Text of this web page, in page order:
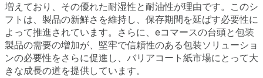
増えており、その優れた耐湿性と耐油性が理由です。このシ
フトは、製品の新鮮さを維持し、保存期間を延ばす必要性に
よって推進されています。さらに、eコマースの台頭と包装
製品の需要の増加が、堅牢で信頼性のある包装ソリューショ
ンの必要性をさらに促進し、バリアコート紙市場にとって大
きな成長の道を提供しています。